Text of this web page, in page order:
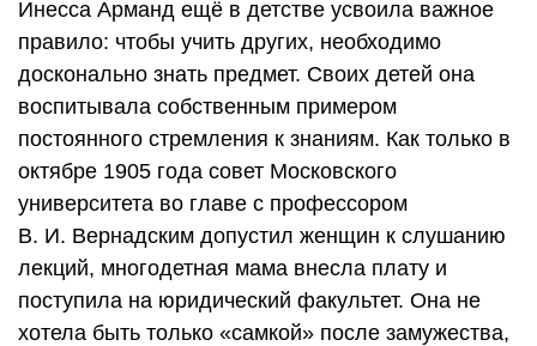
Инесса Арманд ещё в детстве усвоила важное
правило: чтобы учить других, необходимо
досконально знать предмет. Своих детей она
воспитывала собственным примером
постоянного стремления к знаниям. Как только в
октябре 1905 года совет Московского
университета во главе с профессором
В. И. Вернадским допустил женщин к слушанию
лекций, многодетная мама внесла плату и
поступила на юридический факультет. Она не
хотела быть только «самкой» после замужества,